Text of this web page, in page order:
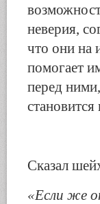
неверия,
что они на
помогает
перед
Сказал
«Если же